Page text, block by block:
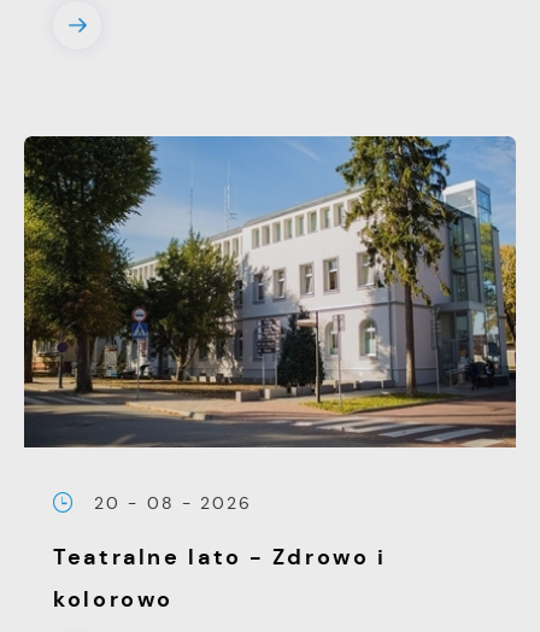
20 - 08 - 2026
Teatralne lato - Zdrowo i
kolorowo